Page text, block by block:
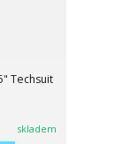
Techsuit
skladem